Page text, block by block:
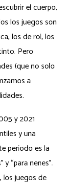
el cuerpo,
los juegos son
los de rol, los
Pero
(que no solo
a
y 2021
y una
período es la
“para nenes”.
los juegos de